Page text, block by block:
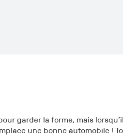
garder la forme, mais
une bonne automobile !